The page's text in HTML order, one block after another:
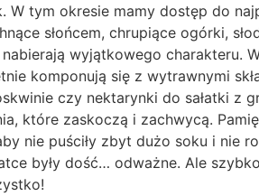
W tym okresie mamy dostęp do
słońcem, chrupiące ogórki,
wyjątkowego charakteru.
komponują się z wytrawnymi
czy nektarynki do sałatki z
które zaskoczą i zachwycą.
nie puściły zbyt dużo soku i nie
były dość… odważne. Ale